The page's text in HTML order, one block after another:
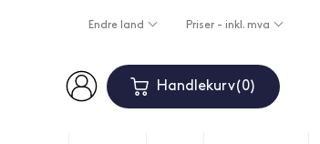
Endre land Priser - inkl. mva
Handlekurv 0